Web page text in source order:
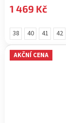
1 469 Kč
38 40 41 42
AKČNÍ CENA